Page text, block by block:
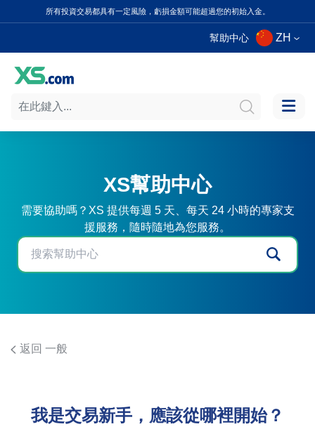
所有投資交易都具有一定風險，虧損金額可能超過您的初始入金。
幫助中心 ZH
XS幫助中心
需要協助嗎？XS 提供每週 5 天、每天 24 小時的專家支
援服務，隨時隨地為您服務。
返回 一般
我是交易新手，應該從哪裡開始？